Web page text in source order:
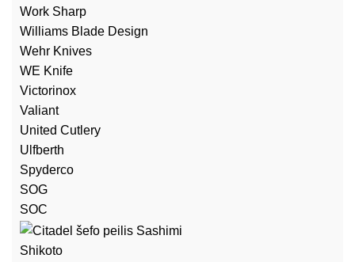
Work Sharp
Williams Blade Design
Wehr Knives
WE Knife
Victorinox
Valiant
United Cutlery
Ulfberth
Spyderco
SOG
SOC
Shikoto